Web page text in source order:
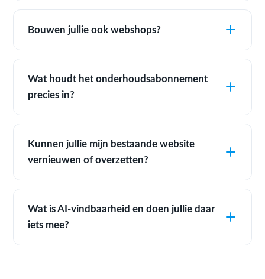
Bouwen jullie ook webshops?
Wat houdt het onderhoudsabonnement
precies in?
Kunnen jullie mijn bestaande website
vernieuwen of overzetten?
Wat is AI-vindbaarheid en doen jullie daar
iets mee?